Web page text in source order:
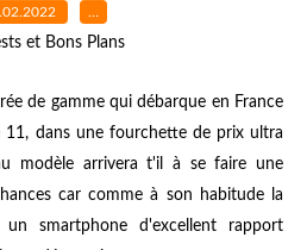
…
et Bons Plans
de gamme qui débarque en France
11, dans une fourchette de prix ultra
modèle arrivera t'il à se faire une
car comme à son habitude la
un smartphone d'excellent rapport